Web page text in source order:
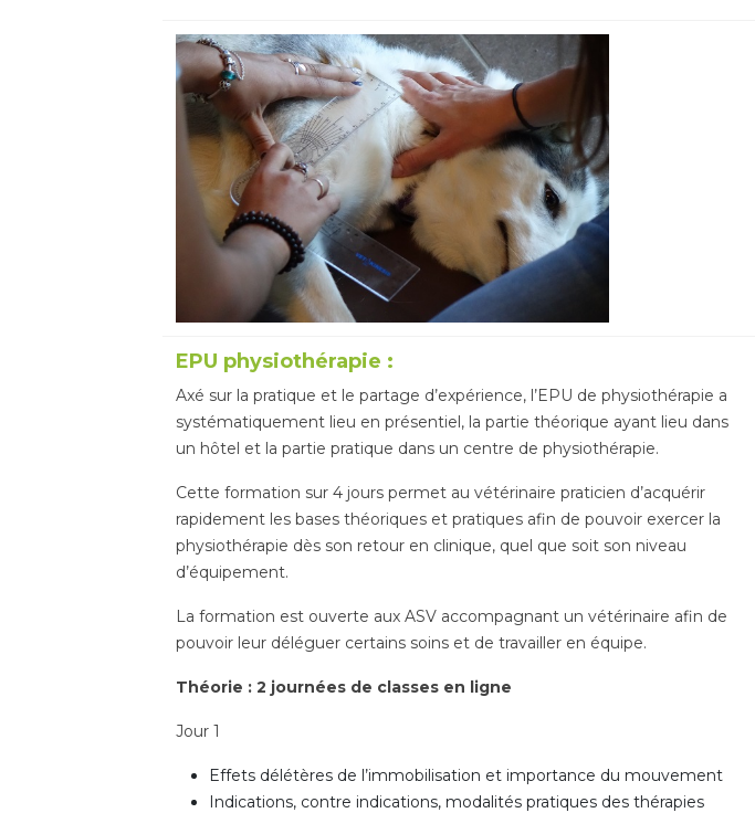
EPU physiothérapie :
Axé sur la pratique et le partage d’expérience, l’EPU de physiothérapie a
systématiquement lieu en présentiel, la partie théorique ayant lieu dans
un hôtel et la partie pratique dans un centre de physiothérapie.
Cette formation sur 4 jours permet au vétérinaire praticien d’acquérir
rapidement les bases théoriques et pratiques afin de pouvoir exercer la
physiothérapie dès son retour en clinique, quel que soit son niveau
d’équipement.
La formation est ouverte aux ASV accompagnant un vétérinaire afin de
pouvoir leur déléguer certains soins et de travailler en équipe.
Théorie : 2 journées de classes en ligne
Jour 1
Effets délétères de l’immobilisation et importance du mouvement
Indications, contre indications, modalités pratiques des thérapies